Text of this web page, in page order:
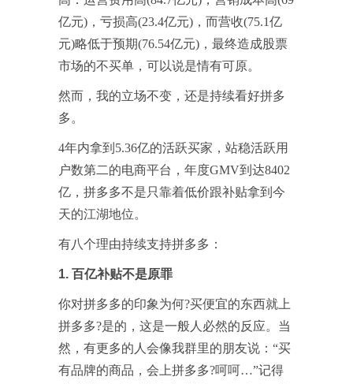
亿元)，亏损高(23.4亿元)，而营收(75.1亿
元)略低于预期(76.54亿元)，最终造成股票
市场的不买单，可以说是情有可原。
然而，我的立场不变，还是持续看好拼多
多。
4年内拿到5.36亿的活跃买家，站稳活跃用
户数第二的电商平台，年度GMV到达8402
亿，拼多多不是只靠着低价跟补贴拿到今
天的江湖地位。
有八个理由持续支持拼多多：
1. 百亿补贴不是原罪
你对拼多多的印象为何?买便宜的东西就上
拼多多?是的，这是一般人必然的反应。当
然，有更多的人会像我群里的朋友说：“买
有品牌的商品，会上拼多多?呵呵…”记得